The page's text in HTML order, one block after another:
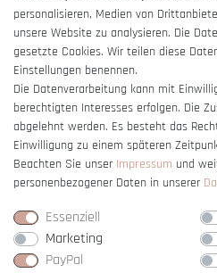
Vertrag
personalisieren, Medien von
unsere Website zu analysieren. Die
gesetzte Cookies. Wir teilen diese
Einstellungen benennen.
Die Datenverarbeitung kann mit
berechtigten Interesses erfolgen. Die
abgelehnt werden. Es besteht das
Einwilligung zu einem späteren
Beachten Sie unser Impressum und
personenbezogener Daten in unserer
Essenziell
Marketing
PayPal